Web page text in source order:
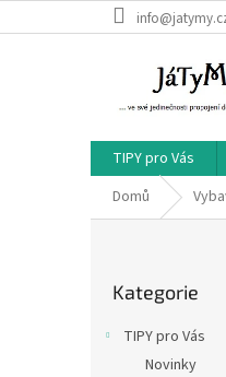
na
TIPY pro Vás
Domů
kategorie
Kategorie
TIPY pro Vás
Novinky